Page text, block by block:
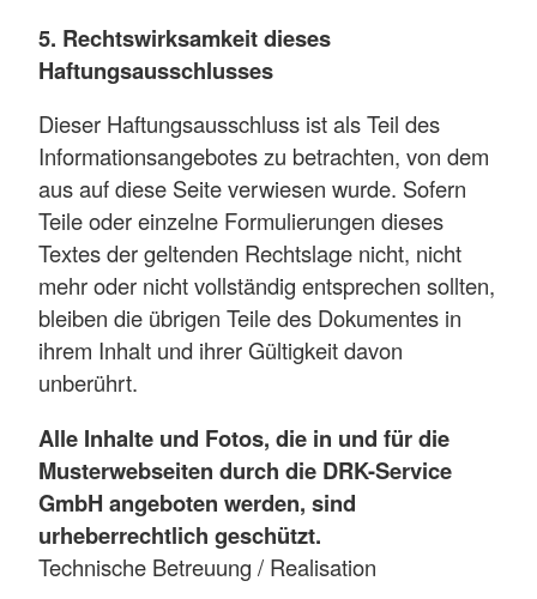
5. Rechtswirksamkeit dieses
Haftungsausschlusses
Dieser Haftungsausschluss ist als Teil des
Informationsangebotes zu betrachten, von dem
aus auf diese Seite verwiesen wurde. Sofern
Teile oder einzelne Formulierungen dieses
Textes der geltenden Rechtslage nicht, nicht
mehr oder nicht vollständig entsprechen sollten,
bleiben die übrigen Teile des Dokumentes in
ihrem Inhalt und ihrer Gültigkeit davon
unberührt.
Alle Inhalte und Fotos, die in und für die
Musterwebseiten durch die DRK-Service
GmbH angeboten werden, sind
urheberrechtlich geschützt.
Technische Betreuung / Realisation